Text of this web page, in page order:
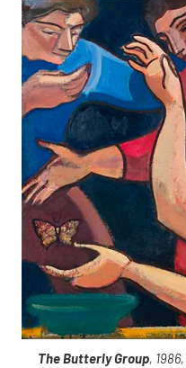
The Butterly Group, 1986,